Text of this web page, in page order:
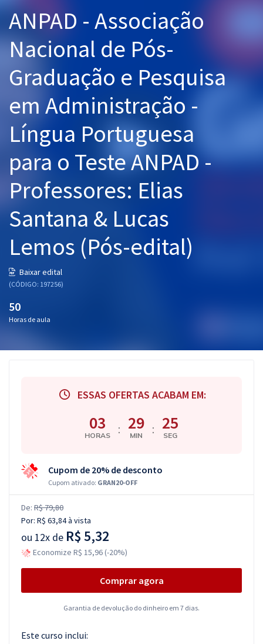
Questões grátis
Conteúdo gratuito
Blog
Aprovados
Atendimento
ANPAD - Associação
Nacional de Pós-
Graduação e Pesquisa
em Administração -
Língua Portuguesa
para o Teste ANPAD -
Professores: Elias
Santana & Lucas
Lemos (Pós-edital)
Baixar edital
(CÓDIGO: 197256)
50
Horas de aula
ESSAS OFERTAS ACABAM EM:
03
HORAS : 29
MIN : 24
SEG
Cupom de 20% de desconto
Cupom ativado: GRAN20-OFF
De: R$ 79,80
Por: R$ 63,84à vista
ou 12x de R$ 5,32
Economize R$ 15,96 (-20%)
Comprar agora
Garantia de devolução do dinheiro em 7 dias.
Este curso inclui: